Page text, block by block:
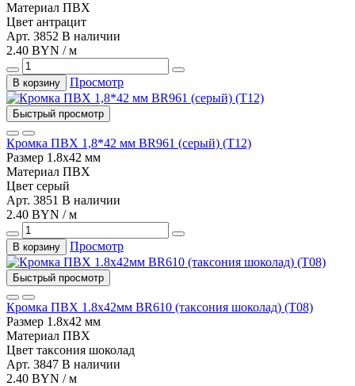
Материал ПВХ
Цвет антрацит
Арт. 3852 В наличии
2.40 BYN / м
В корзину Просмотр
Быстрый просмотр
Кромка ПВХ 1,8*42 мм BR961 (серый) (Т12)
Размер 1.8х42 мм
Материал ПВХ
Цвет серый
Арт. 3851 В наличии
2.40 BYN / м
В корзину Просмотр
Быстрый просмотр
Кромка ПВХ 1.8х42мм BR610 (таксония шоколад) (Т08)
Размер 1.8х42 мм
Материал ПВХ
Цвет таксония шоколад
Арт. 3847 В наличии
2.40 BYN / м